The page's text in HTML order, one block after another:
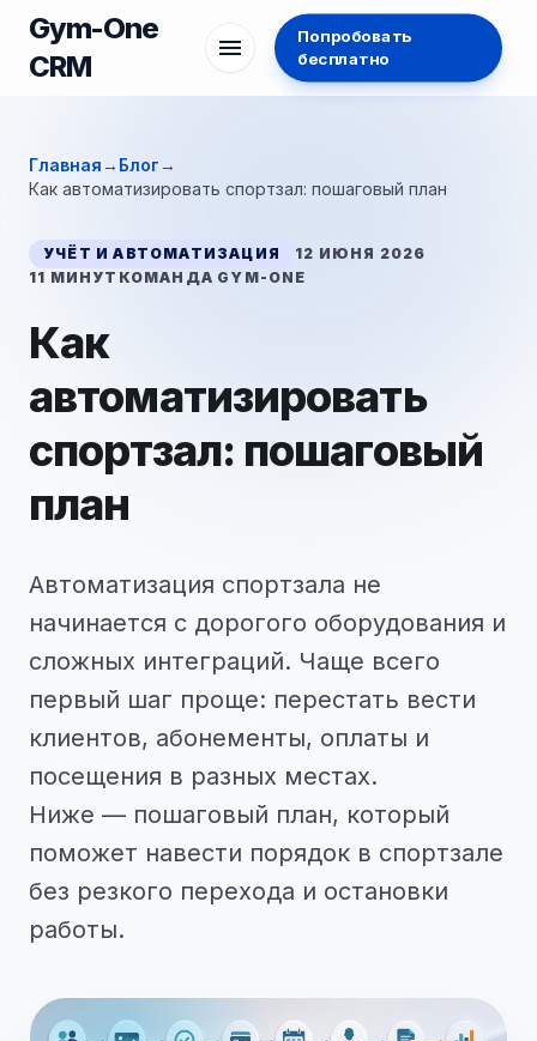
Gym-One
CRM
menu
Попробовать
бесплатно
Главная→ Блог →
Как автоматизировать спортзал: пошаговый план
УЧЁТ И АВТОМАТИЗАЦИЯ
12 ИЮНЯ 2026
11 МИНУТ КОМАНДА GYM-ONE
Как
автоматизировать
спортзал: пошаговый
план
Автоматизация спортзала не
начинается с дорогого оборудования и
сложных интеграций. Чаще всего
первый шаг проще: перестать вести
клиентов, абонементы, оплаты и
посещения в разных местах.
Ниже — пошаговый план, который
поможет навести порядок в спортзале
без резкого перехода и остановки
работы.